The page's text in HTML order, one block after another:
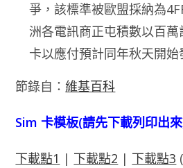
爭，該標準被歐盟採納為
洲各電訊商正屯積數以百萬
卡以應付預計同年秋天開始
節錄自：維基百科
Sim 卡模板(請先下載列印出來
下載點1 | 下載點2 | 下載點3